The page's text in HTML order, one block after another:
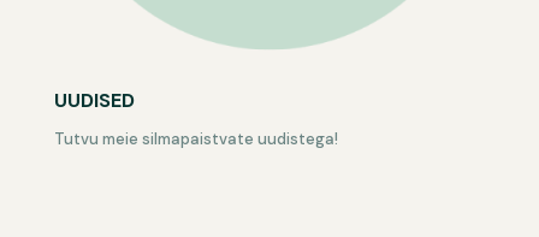
UUDISED
Tutvu meie silmapaistvate uudistega!